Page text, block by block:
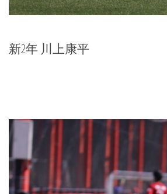
新2年 川上康平